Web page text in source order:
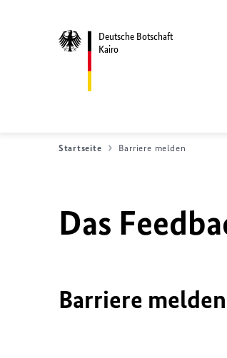
Deutsche Botschaft
Kairo
Startseite Barriere melden
Das
Barriere